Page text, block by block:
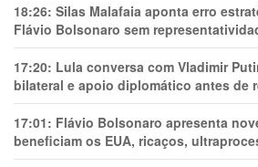
18:26: Silas Malafaia aponta erro
Flávio Bolsonaro sem
17:20: Lula conversa com Vladimir
bilateral e apoio diplomático antes de
17:01: Flávio Bolsonaro apresenta
beneficiam os EUA, ricaços,